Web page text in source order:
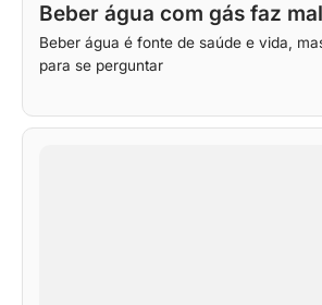
Beber água com gás faz
Beber água é fonte de saúde e vida,
para se perguntar